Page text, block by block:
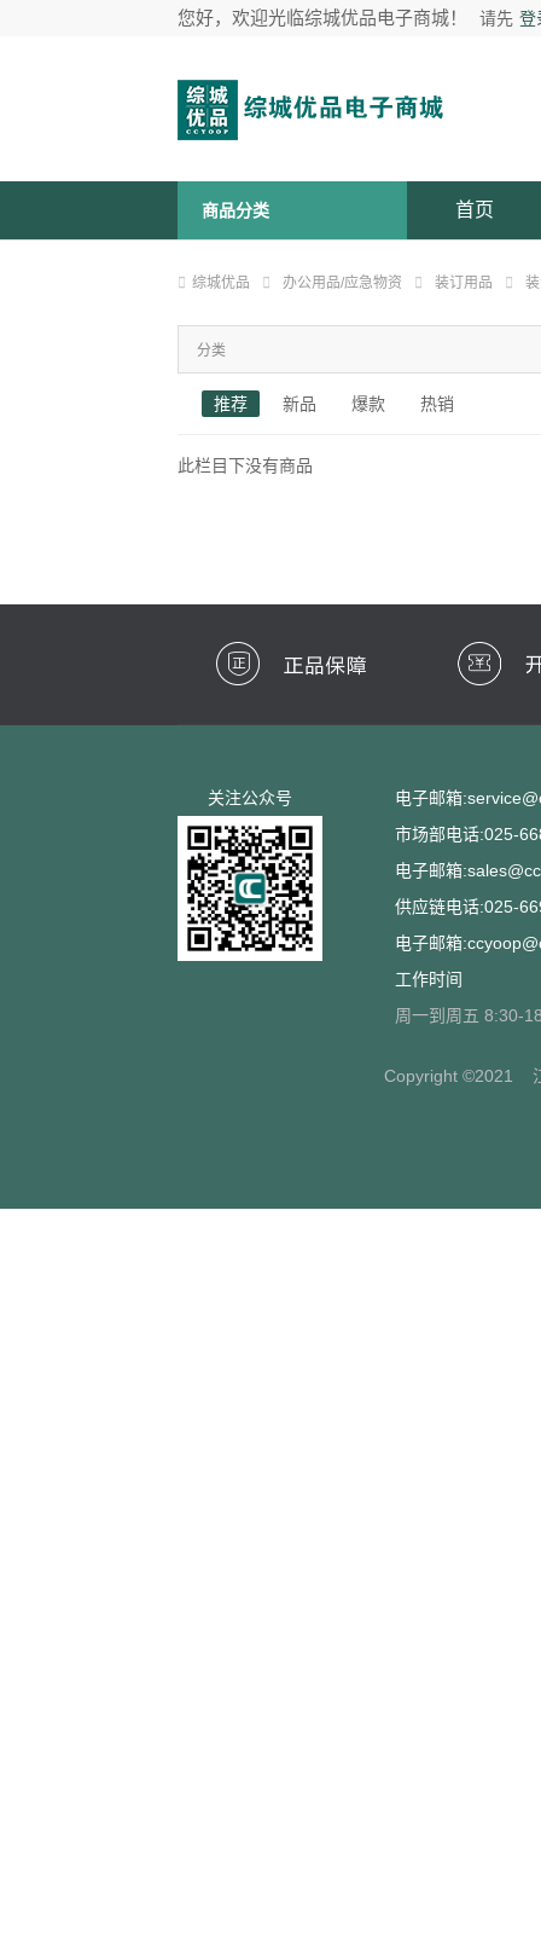
您好，欢迎光临综城优品电子商城！ 请先 登
商品分类 首页
综城优品 办公用品/应急物资 装订用品
分类
推荐 新品 爆款 热销
此栏目下没有商品
关注公众号
电子邮箱
市场部电话:025-
电子邮箱
供应链电话:025-
电子邮箱
工作时间
周一到周五 8:30-
Copyright ©2021